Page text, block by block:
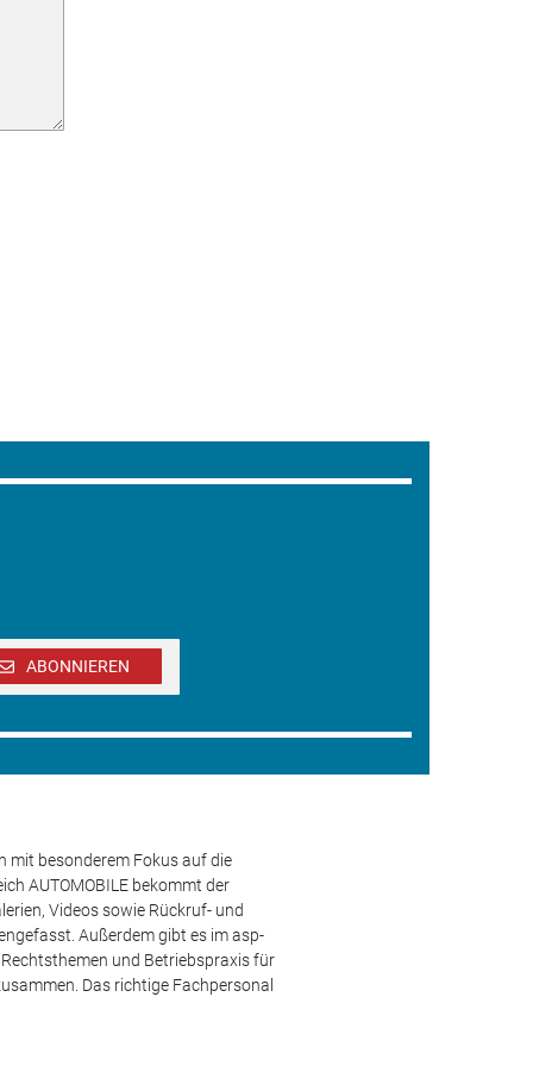
ABONNIEREN
mit besonderem Fokus auf die
AUTOMOBILE bekommt der
Videos sowie Rückruf- und
Außerdem gibt es im asp-
und Betriebspraxis für
Das richtige Fachpersonal